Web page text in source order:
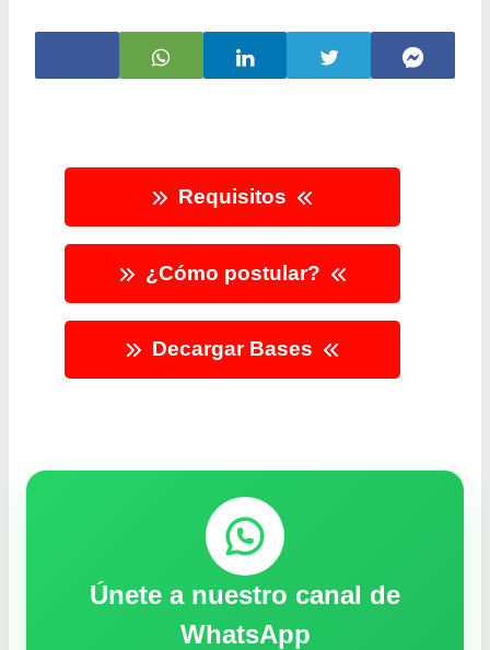
Requisitos
¿Cómo postular?
Decargar Bases
Únete a nuestro canal de
WhatsApp